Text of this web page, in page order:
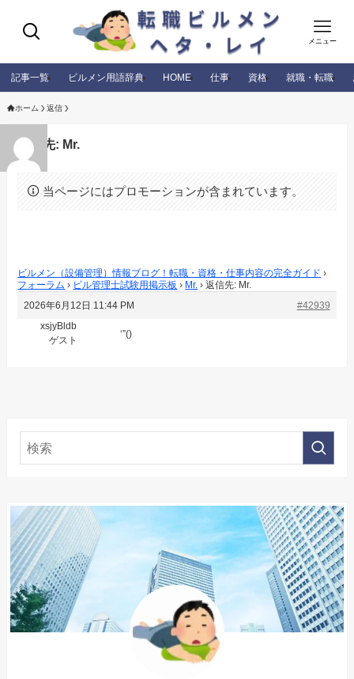
メニュー
記事一覧 ビルメン用語辞典 HOME 仕事 資格 就職・転職
ホーム 返信
返信先: Mr.
当ページにはプロモーションが含まれています。
ビルメン（設備管理）情報ブログ！転職・資格・仕事内容の完全ガイド ›
フォーラム › ビル管理士試験用掲示板 › Mr. › 返信先: Mr.
2026年6月12日 11:44 PM
#42939
xsjyBldb
ゲスト
‘”()